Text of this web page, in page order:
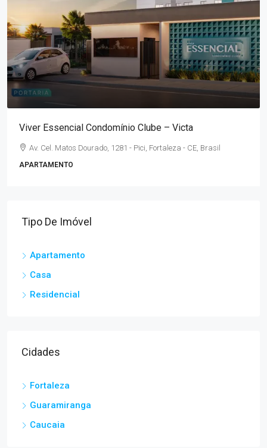
Viver Essencial Condomínio Clube – Victa
Av. Cel. Matos Dourado, 1281 - Pici, Fortaleza - CE, Brasil
APARTAMENTO
Tipo De Imóvel
Apartamento
Casa
Residencial
Cidades
Fortaleza
Guaramiranga
Caucaia